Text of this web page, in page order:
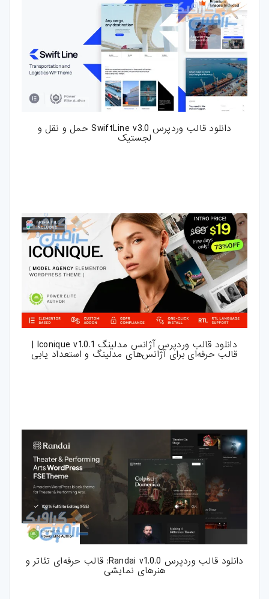
دانلود قالب وردپرس SwiftLine v3.0 حمل و نقل و
لجستیک
دانلود قالب وردپرس آژانس مدلینگ Iconique v1.0.1 |
قالب حرفه‌ای برای آژانس‌های مدلینگ و استعداد یابی
دانلود قالب وردپرس Randai v1.0.0: قالب حرفه‌ای تئاتر و
هنرهای نمایشی